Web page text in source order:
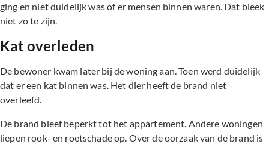
ging en niet duidelijk was of er mensen binnen waren. Dat bleek
niet zo te zijn.
Kat overleden
De bewoner kwam later bij de woning aan. Toen werd duidelijk
dat er een kat binnen was. Het dier heeft de brand niet
overleefd.
De brand bleef beperkt tot het appartement. Andere woningen
liepen rook- en roetschade op. Over de oorzaak van de brand is